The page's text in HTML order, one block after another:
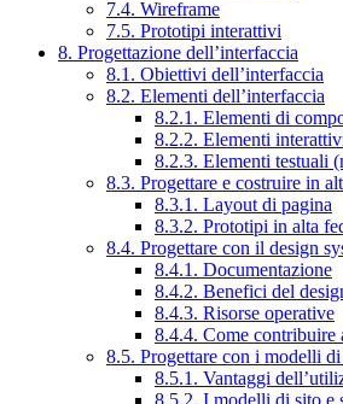
7.4. Wireframe
7.5. Prototipi interattivi
8. Progettazione dell’interfaccia
8.1. Obiettivi dell’interfaccia
8.2. Elementi dell’interfaccia
8.2.1. Elementi di
8.2.2. Elementi
8.2.3. Elementi testuali
8.3. Progettare e costruire in
8.3.1. Layout di pagina
8.3.2. Prototipi in alta
8.4. Progettare con il design
8.4.1. Documentazione
8.4.2. Benefici del
8.4.3. Risorse operative
8.4.4. Come contribuire
8.5. Progettare con i modelli
8.5.1. Vantaggi
8.5.2. I modelli di sito e